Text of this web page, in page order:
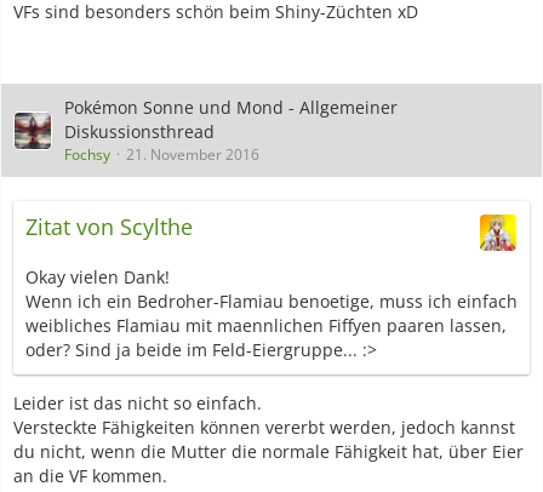
VFs sind besonders schön beim Shiny-Züchten xD
Pokémon Sonne und Mond - Allgemeiner
Diskussionsthread
Fochsy 21. November 2016
Zitat von Scylthe
Okay vielen Dank!
Wenn ich ein Bedroher-Flamiau benoetige, muss ich einfach
weibliches Flamiau mit maennlichen Fiffyen paaren lassen,
oder? Sind ja beide im Feld-Eiergruppe... :>
Leider ist das nicht so einfach.
Versteckte Fähigkeiten können vererbt werden, jedoch kannst
du nicht, wenn die Mutter die normale Fähigkeit hat, über Eier
an die VF kommen.